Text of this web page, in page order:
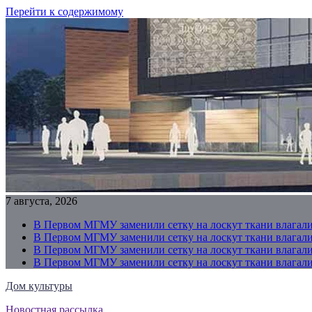
Перейти к содержимому
7 августа, 2026
В Первом МГМУ заменили сетку на лоскут ткани
В Первом МГМУ заменили сетку на лоскут ткани
В Первом МГМУ заменили сетку на лоскут ткани
В Первом МГМУ заменили сетку на лоскут ткани
Дом культуры
Новостная рассылка